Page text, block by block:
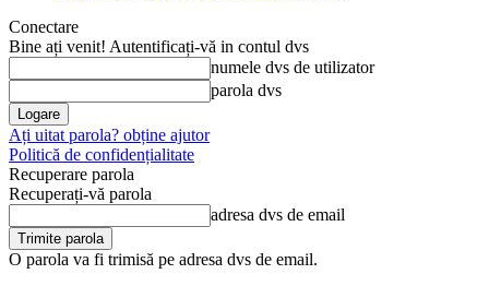
Conectare
Bine ați venit! Autentificați-vă in contul dvs
numele dvs de utilizator
parola dvs
Ați uitat parola? obține ajutor
Politică de confidențialitate
Recuperare parola
Recuperați-vă parola
adresa dvs de email
O parola va fi trimisă pe adresa dvs de email.